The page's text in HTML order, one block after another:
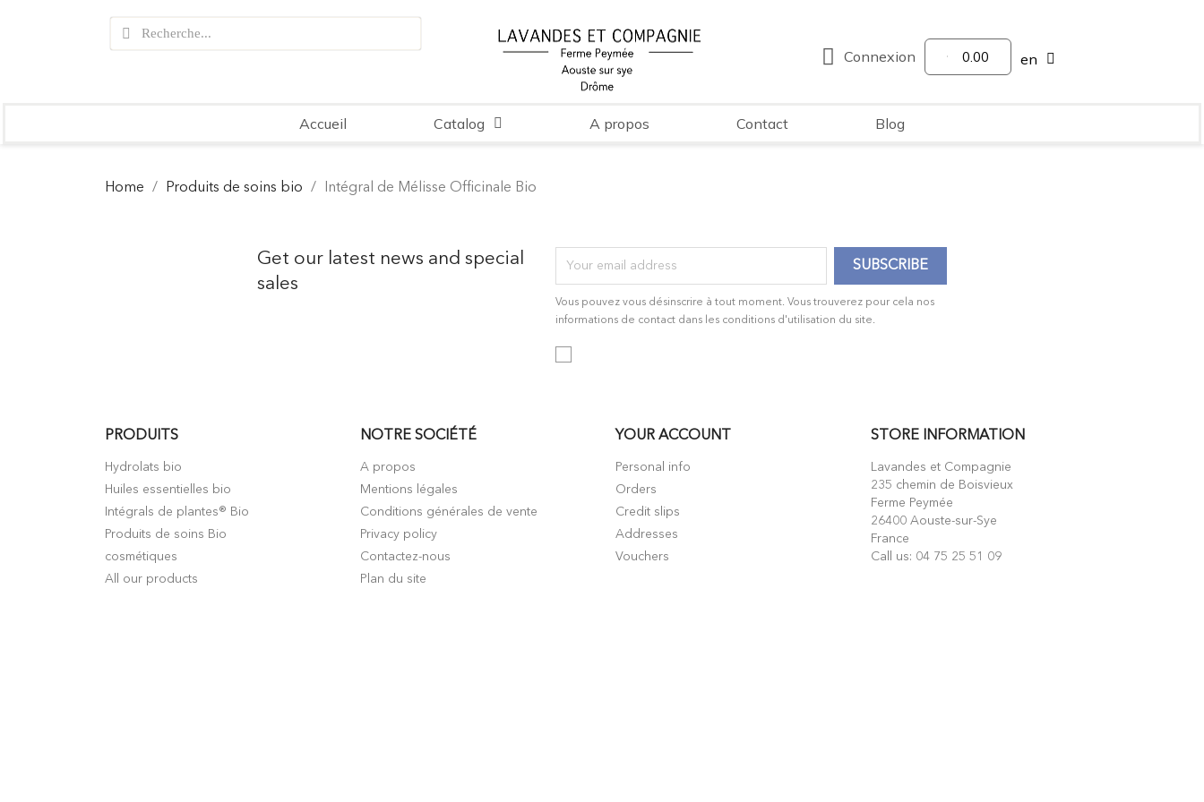
Connexion 0.00 en
Accueil Catalog A propos Contact Blog
Home Produits de soins bio Intégral de Mélisse Officinale Bio
Get our latest news and special
sales
Vous pouvez vous désinscrire à tout moment. Vous trouverez pour cela nos
informations de contact dans les conditions d'utilisation du site.
PRODUITS
Hydrolats bio
Huiles essentielles bio
Intégrals de plantes® Bio
Produits de soins Bio
cosmétiques
All our products
NOTRE SOCIÉTÉ
A propos
Mentions légales
Conditions générales de vente
Privacy policy
Contactez-nous
Plan du site
YOUR ACCOUNT
Personal info
Orders
Credit slips
Addresses
Vouchers
STORE INFORMATION
Lavandes et Compagnie
235 chemin de Boisvieux
Ferme Peymée
26400 Aouste-sur-Sye
France
Call us: 04 75 25 51 09